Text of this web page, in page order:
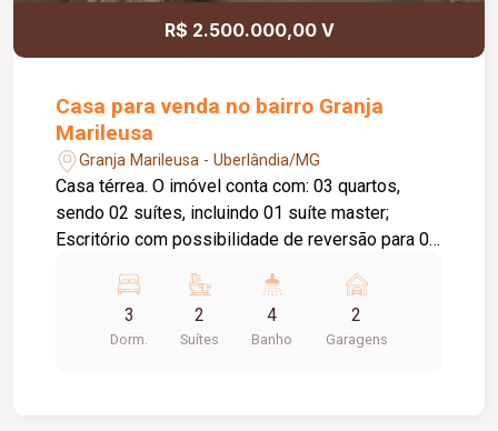
R$ 2.500.000,00 V
Casa para venda no bairro Granja
Marileusa
Granja Marileusa - Uberlândia/MG
Casa térrea. O imóvel conta com: 03 quartos,
sendo 02 suítes, incluindo 01 suíte master;
Escritório com possibilidade de reversão para 01
portas de vidro de abertura total; Banheiro social;
Lavanderia; Varanda; 02 vagas de garagem;
Diferenciais: Piso em porcelanato; Armários
3
Dorm.
2
Suítes
4
Banho
2
Garagens